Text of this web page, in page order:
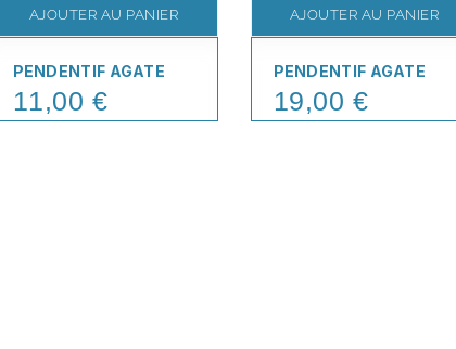
AJOUTER AU PANIER
PENDENTIF AGATE
Price
11,00 €
AJOUTER AU PANIER
PENDENTIF AGATE
Price
19,00 €